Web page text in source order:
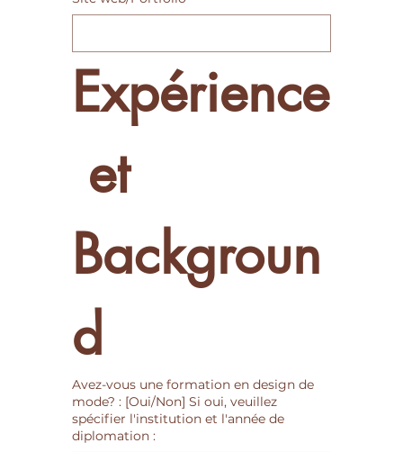
Expérience
et
Backgroun
d
Avez-vous une formation en design de
mode? : [Oui/Non] Si oui, veuillez
spécifier l'institution et l'année de
diplomation :